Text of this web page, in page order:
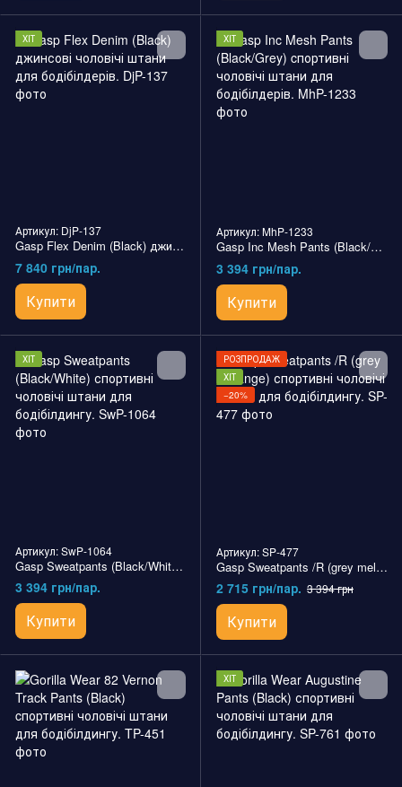
ХІТ
Артикул: DjP-137
Gasp Flex Denim (Black) джинсові чоловічі штани для бодібілдерів.
7 840 грн/пар.
Купити
ХІТ
Артикул: MhP-1233
Gasp Inc Mesh Pants (Black/Grey) cпортивні чоловічі штани для бодібілдерів.
3 394 грн/пар.
Купити
ХІТ
Артикул: SwP-1064
Gasp Sweatpants (Black/White) спортивні чоловічі штани для бодібілдингу.
3 394 грн/пар.
Купити
РОЗПРОДАЖ
ХІТ
−20%
Артикул: SP-477
Gasp Sweatpants /R (grey melange) спортивні чоловічі штани для бодібілдингу.
2 715 грн/пар. 3 394 грн
Купити
ХІТ